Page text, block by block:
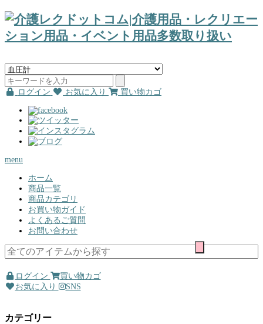
ログイン お気に入り 買い物カゴ
menu
ホーム
商品一覧
商品カテゴリ
お買い物ガイド
よくあるご質問
お問い合わせ
ログイン
買い物カゴ
お気に入り
SNS
カテゴリー